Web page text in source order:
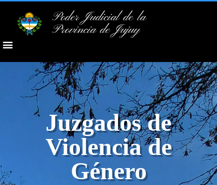
Poder Judicial de la
Provincia de Jujuy
Juzgados de
Violencia de
Género